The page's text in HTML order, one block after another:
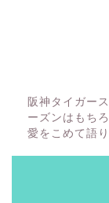
阪神タイガー
ーズンはもち
愛をこめて語